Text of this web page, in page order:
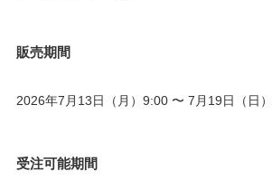
販売期間
2026年7月13日（月）9:00 〜 7月19日（日
受注可能期間